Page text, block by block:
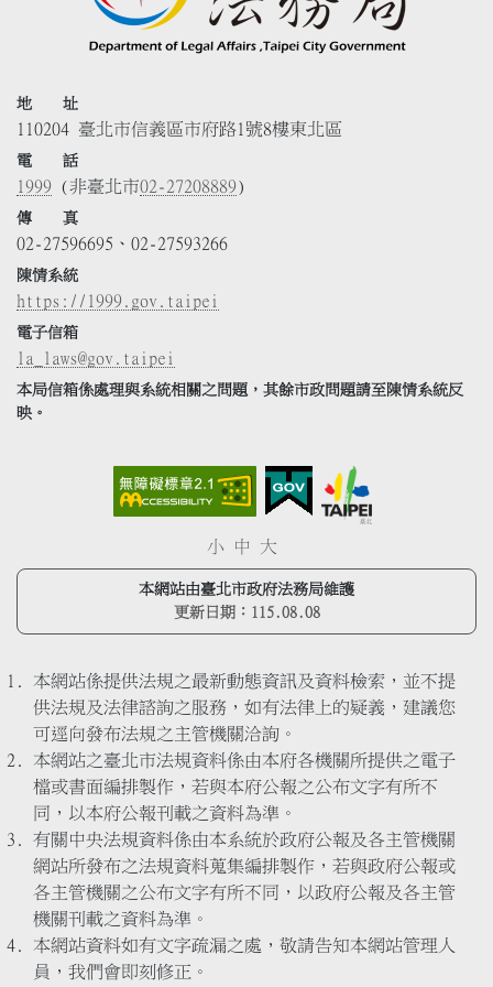
地 址
110204 臺北市信義區市府路1號8樓東北區
電 話
1999 (非臺北市02-27208889)
傳 真
02-27596695、02-27593266
陳情系統
https://1999.gov.taipei
電子信箱
la_laws@gov.taipei
本局信箱係處理與系統相關之問題，其餘市政問題請至陳情系統反
映。
小 中 大
本網站由臺北市政府法務局維護
更新日期： 115.08.08
本網站係提供法規之最新動態資訊及資料檢索，並不提
供法規及法律諮詢之服務，如有法律上的疑義，建議您
可逕向發布法規之主管機關洽詢。
本網站之臺北市法規資料係由本府各機關所提供之電子
檔或書面編排製作，若與本府公報之公布文字有所不
同，以本府公報刊載之資料為準。
有關中央法規資料係由本系統於政府公報及各主管機關
網站所發布之法規資料蒐集編排製作，若與政府公報或
各主管機關之公布文字有所不同，以政府公報及各主管
機關刊載之資料為準。
本網站資料如有文字疏漏之處，敬請告知本網站管理人
員，我們會即刻修正。